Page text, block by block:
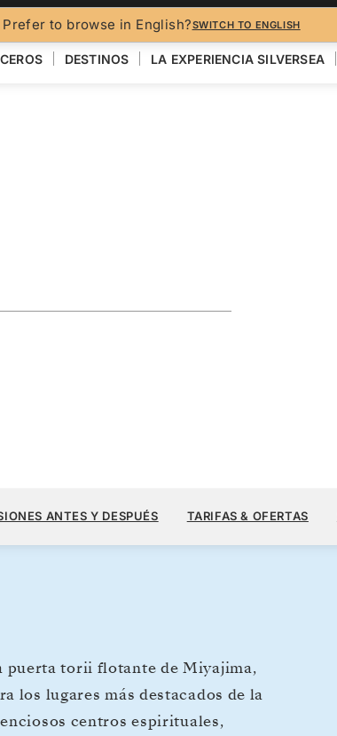
Prefer to browse in English?SWITCH TO ENGLISH
DESTINOS LA EXPERIENCIA SILVERSEA
14 DIAS
POR HUÉSPED, CON TARIFA ALL-
ANTES Y DESPUÉS TARIFAS & OFERTAS
puerta torii flotante de Miyajima,
los lugares más destacados de la
centros espirituales,